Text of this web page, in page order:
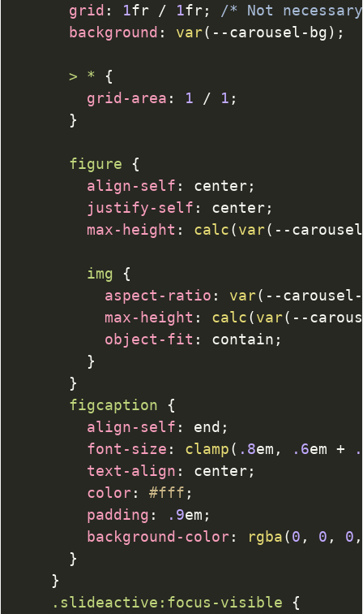
grid : 1fr / 1fr;
/* Not
background : var( --carousel-bg) ;
> *
{
grid-area : 1 / 1 ;
}
figure
{
align-self : center;
justify-self : center;
max-height : calc(var( --
img
{
aspect-ratio : var( --
max-height : calc(var( --
object-fit : contain ;
}
}
figcaption
{
align-self : end ;
font-size : clamp( .8em , .6em +
text-align : center;
color: #fff ;
padding : .9em ;
background-color: rgba(0 , 0 , 0 ,
}
}
.slideactive :focus-visible
{